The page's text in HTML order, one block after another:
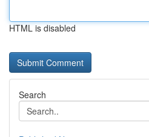
HTML is disabled
Search